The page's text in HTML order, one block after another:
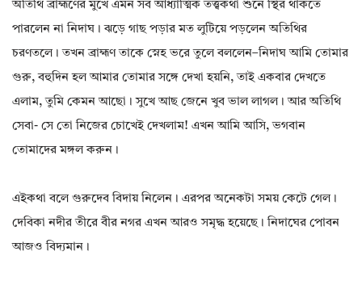
অতিথি ব্রাহ্মণের মুখে এমন সব আধ্যাত্মিক তত্ত্বকথা শুনে স্থির থাকতে
পারলেন না নিদাঘ। ঝড়ে গাছ পড়ার মত লুটিয়ে পড়লেন অতিথির
চরণতলে। তখন ব্রাহ্মণ তাকে স্নেহ ভরে তুলে বললেন–নিদাঘ আমি তোমার
গুরু, বহুদিন হল আমার তোমার সঙ্গে দেখা হয়নি, তাই একবার দেখতে
এলাম, তুমি কেমন আছো। সুখে আছ জেনে খুব ভাল লাগল। আর অতিথি
সেবা- সে তো নিজের চোখেই দেখলাম! এখন আমি আসি, ভগবান
তোমাদের মঙ্গল করুন।
এইকথা বলে গুরুদেব বিদায় নিলেন। এরপর অনেকটা সময় কেটে গেল।
দেবিকা নদীর তীরে বীর নগর এখন আরও সমৃদ্ধ হয়েছে। নিদাঘের পোবন
আজও বিদ্যমান।